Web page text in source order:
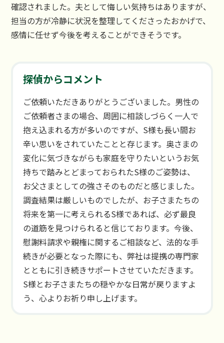
確認されました。夫として悔しい気持ちはありますが、
担当の方が冷静に状況を整理してくださったおかげで、
感情に任せず今後を考えることができそうです。
探偵からコメント
ご依頼いただきありがとうございました。男性の
ご依頼者さまの場合、周囲に相談しづらく一人で
抱え込まれる方が多いのですが、S様も長い間お
辛い思いをされていたことと存じます。奥さまの
変化に気づきながらも家庭を守りたいというお気
持ちで踏みとどまっておられたS様のご姿勢は、
お父さまとしての強さそのものだと感じました。
調査結果は厳しいものでしたが、お子さまたちの
将来を第一に考えられるS様であれば、必ず最良
の道筋を見つけられると信じております。今後、
慰謝料請求や親権に関するご相談など、法的な手
続きが必要となった際にも、弊社は提携の専門家
とともに引き続きサポートさせていただきます。
S様とお子さまたちの穏やかな日常が戻りますよ
う、心よりお祈り申し上げます。